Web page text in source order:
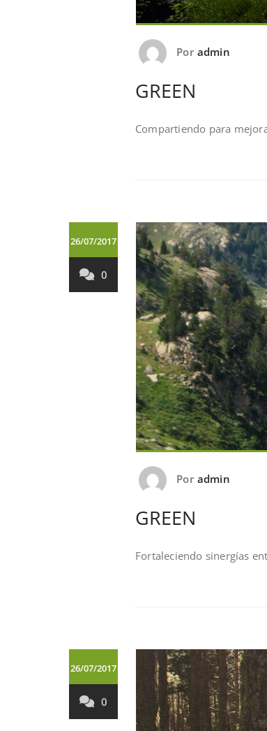
Por admin
GREEN
Compartiendo para
26/07/2017
0
Por admin
GREEN
Fortaleciendo sinergías
26/07/2017
0